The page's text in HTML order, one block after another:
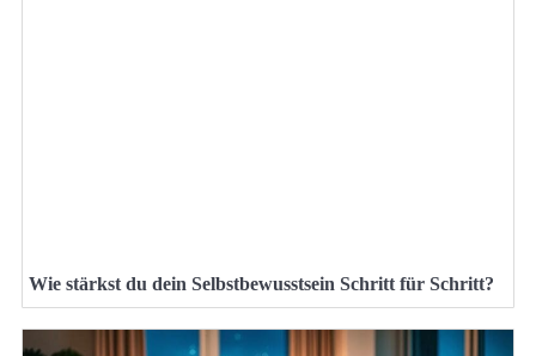
Wie stärkst du dein Selbstbewusstsein Schritt für Schritt?